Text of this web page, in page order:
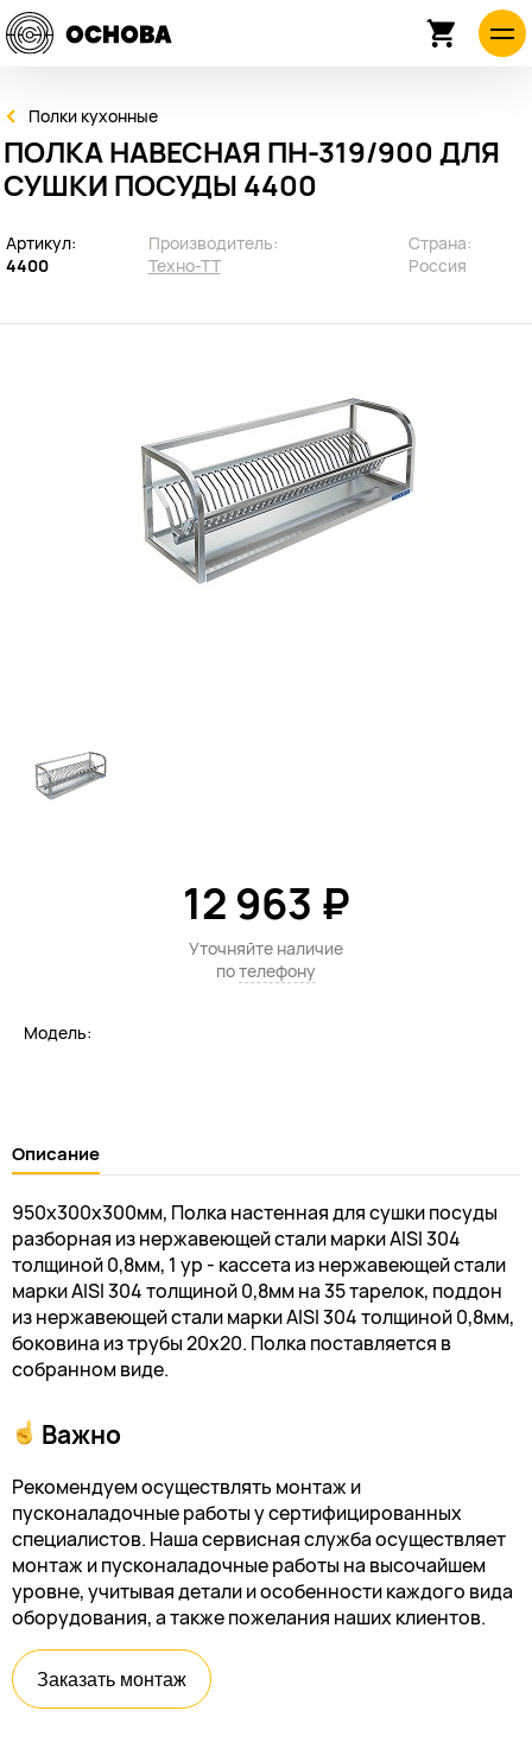
Полки кухонные
ПОЛКА НАВЕСНАЯ ПН-319/900 ДЛЯ
СУШКИ ПОСУДЫ 4400
Артикул:
4400
Производитель:
Техно-ТТ
Страна:
Россия
Модель:
12 963 ₽
Уточняйте наличие
потелефону
Описание
950х300х300мм, Полка настенная для сушки посуды
разборная из нержавеющей стали марки AISI 304
толщиной 0,8мм, 1 ур - кассета из нержавеющей стали
марки AISI 304 толщиной 0,8мм на 35 тарелок, поддон
из нержавеющей стали марки AISI 304 толщиной 0,8мм,
боковина из трубы 20х20. Полка поставляется в
собранном виде.
Важно
Рекомендуем осуществлять монтаж и
пусконаладочные работы у сертифицированных
специалистов. Наша сервисная служба осуществляет
монтаж и пусконаладочные работы на высочайшем
уровне, учитывая детали и особенности каждого вида
оборудования, а также пожелания наших клиентов.
Заказать монтаж